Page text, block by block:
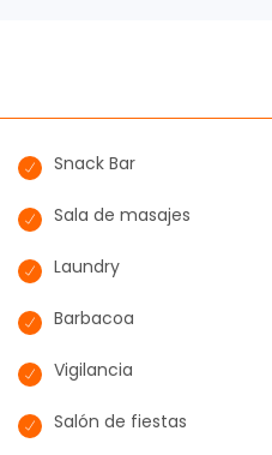
Snack Bar
Sala de masajes
Laundry
Barbacoa
Vigilancia
Salón de fiestas